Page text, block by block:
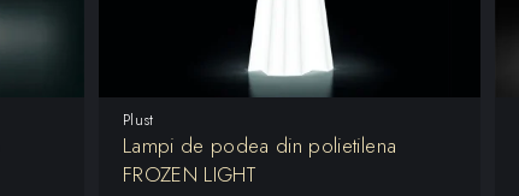
Plust
Lampi de podea din polietilena
FROZEN LIGHT